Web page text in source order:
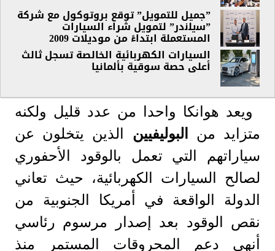
”جميل للتمويل” توقع بروتوكول مع شركة
”ﺳﯾﻠﻧدر” لتمويل شراء السيارات
المستعملة ابتداءً من موديلات 2009
السيارات الكهربائية الخالصة تسجل ثالث
أعلى حصة سوقية بألمانيا
ويعد هوانكا واحدا من عدد قليل ولكنه
متزايد من
البوليفيين الذين يتخلون عن
سياراتهم التي تعمل بالوقود الأحفوري
لصالح السيارات الكهربائية، حيث تعاني
الدولة الواقعة في أمريكا الجنوبية من
نقص الوقود بعد إصدار مرسوم رئاسي
أنهى دعم المحروقات المستمر منذ